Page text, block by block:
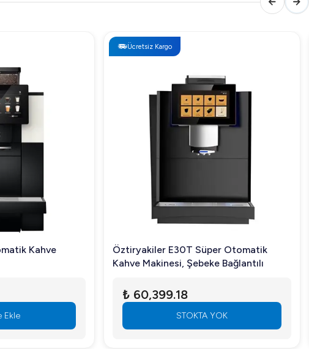
Kahve
Ekle
Ücretsiz Kargo
Öztiryakiler E30T Süper Otomatik
Kahve Makinesi, Şebeke Bağlantılı
₺ 60,399.18
STOKTA YOK